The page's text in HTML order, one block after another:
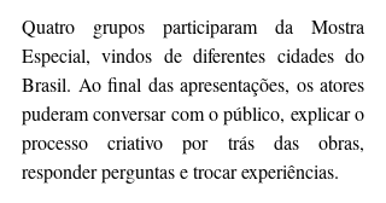
Quatro grupos participaram da Mostra
Especial, vindos de diferentes cidades do
Brasil. Ao final das apresentações, os atores
puderam conversar com o público, explicar o
processo criativo por trás das obras,
responder perguntas e trocar experiências.